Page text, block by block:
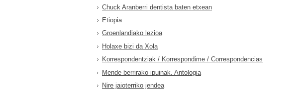
Chuck Aranberri dentista baten etxean
Etiopia
Groenlandiako lezioa
Holaxe bizi da Xola
Korrespondentziak / Korrespondime / Correspondencias
Mende berrirako ipuinak. Antologia
Nire jaioterriko jendea